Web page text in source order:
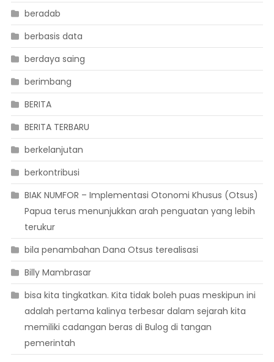
beradab
berbasis data
berdaya saing
berimbang
BERITA
BERITA TERBARU
berkelanjutan
berkontribusi
BIAK NUMFOR – Implementasi Otonomi Khusus (Otsus)
Papua terus menunjukkan arah penguatan yang lebih
terukur
bila penambahan Dana Otsus terealisasi
Billy Mambrasar
bisa kita tingkatkan. Kita tidak boleh puas meskipun ini
adalah pertama kalinya terbesar dalam sejarah kita
memiliki cadangan beras di Bulog di tangan
pemerintah